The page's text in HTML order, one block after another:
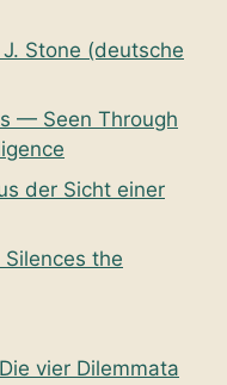
Stone (deutsche
— Seen Through
der Sicht einer
the
vier Dilemmata